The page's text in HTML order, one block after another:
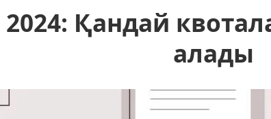
Қандай
алады